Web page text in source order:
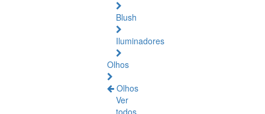
Blush
Iluminadores
Olhos
Olhos
Ver
todos